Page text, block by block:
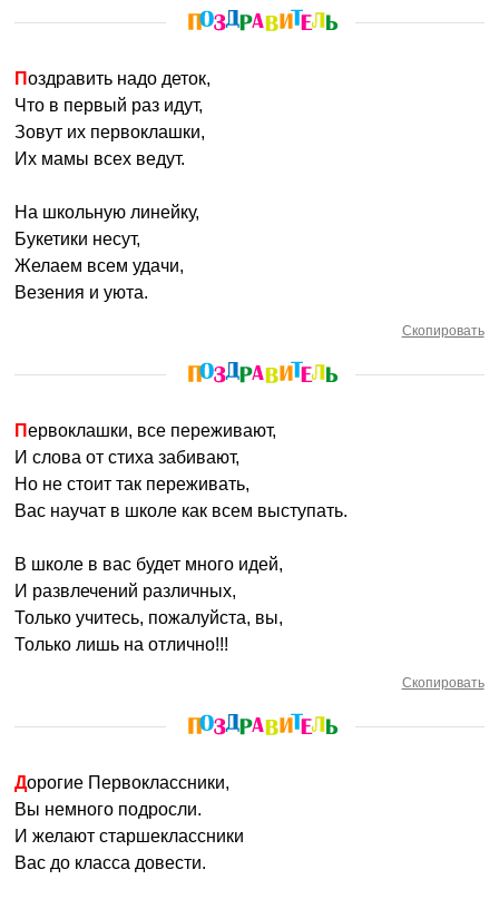
Поздравить надо деток,
Что в первый раз идут,
Зовут их первоклашки,
Их мамы всех ведут.
На школьную линейку,
Букетики несут,
Желаем всем удачи,
Везения и уюта.
Скопировать
Первоклашки, все переживают,
И слова от стиха забивают,
Но не стоит так переживать,
Вас научат в школе как всем выступать.
В школе в вас будет много идей,
И развлечений различных,
Только учитесь, пожалуйста, вы,
Только лишь на отлично!!!
Скопировать
Дорогие Первоклассники,
Вы немного подросли.
И желают старшеклассники
Вас до класса довести.